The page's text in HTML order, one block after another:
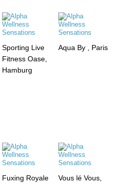
Sporting Live
Fitness Oase,
Hamburg
Aqua By , Paris
Fuxing Royale
Vous lé Vous,